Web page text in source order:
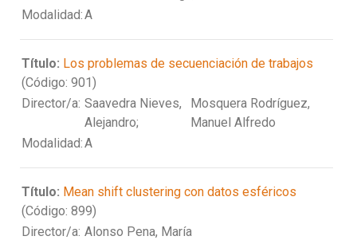
Modalidad:A
Título: Los problemas de secuenciación de trabajos
(Código: 901)
Director/a: Saavedra Nieves,
Alejandro;
Mosquera Rodríguez,
Manuel Alfredo
Modalidad:A
Título: Mean shift clustering con datos esféricos
(Código: 899)
Director/a: Alonso Pena, María